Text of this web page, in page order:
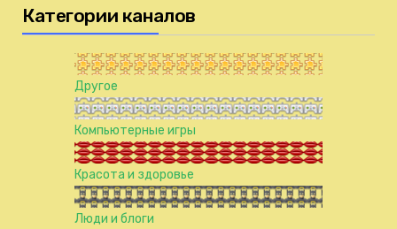
Категории каналов
Другое
Компьютерные игры
Красота и здоровье
Люди и блоги